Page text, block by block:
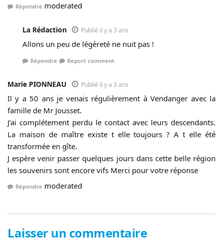
Répondre moderated
La Rédaction Publié il y a 3 ans
Allons un peu de légèreté ne nuit pas !
Répondre Report comment
Marie PIONNEAU Publié il y a 3 ans
Il y a 50 ans je venais régulièrement à Vendanger avec la
famille de Mr Jousset.
J’ai complétement perdu le contact avec leurs descendants.
La maison de maître existe t elle toujours ? A t elle été
transformée en gîte.
J espère venir passer quelques jours dans cette belle région
les souvenirs sont encore vifs Merci pour votre réponse
Répondre moderated
Laisser un commentaire